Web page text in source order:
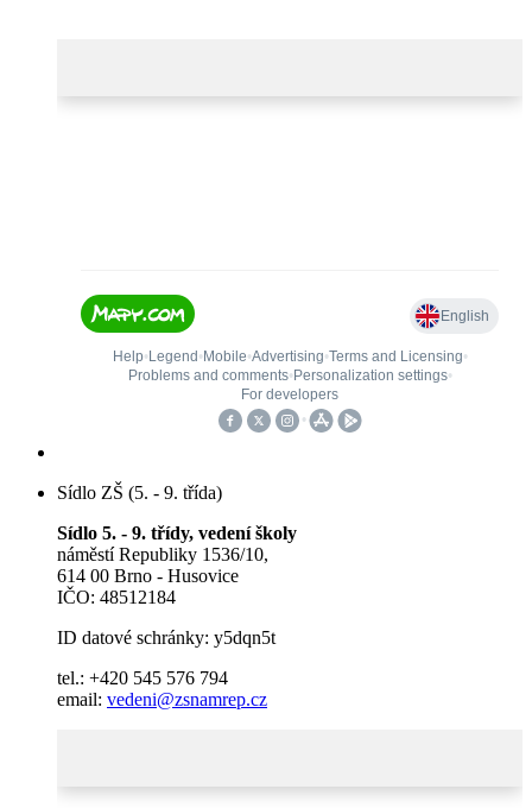
Sídlo ZŠ (5. - 9. třída)
Sídlo 5. - 9. třídy, vedení školy
náměstí Republiky 1536/10,
614 00 Brno - Husovice
IČO: 48512184
ID datové schránky: y5dqn5t
tel.: +420 545 576 794
email: vedeni@zsnamrep.cz